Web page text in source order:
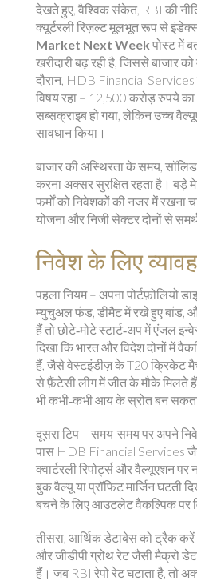
देखते हुए, वैश्विक संकेत, RBI की
क्यूर्टरली रिज़ल्ट मूलभूत रूप से
Market Next Week पोस्ट में
खरीदारी बढ़ रही है, जिससे बाजार
दौरान, HDB Financial Services
विषय रहा – 12,500 करोड़ रुपये
सब्सक्राइब हो गया, लेकिन उच्च
सावधान किया।
बाजार की अस्थिरता के समय,
करना अक्सर सुरक्षित रहता है।
फर्मों को निवेशकों की नजर में रखना
योजना और निजी सेक्टर दोनों से
निवेश के लिए
पहला नियम – अपना पोर्टफ़ोलियो
म्युचुअल फंड, डीमैट में रखे हुए बांड,
हैं तो छोटे‑मोटे स्टार्ट‑अप में एंजल
दिखा कि भारत और विदेश दोनों में
हैं, जैसे वेस्टइंडीज़ के T20 क्रिकेट
से फ़ैंटेसी लीग में जीत के मौके मिलते
भी कभी‑कभी आय के स्रोत बन
दूसरा टिप – समय-समय पर अपने
पास HDB Financial Services
क्वार्टरली रिपोर्ट्स और वैल्यूएशन
बुक वैल्यू या प्रॉफिट मार्जिन घटती
बचने के लिए आउटलेट वैकल्पिक पर
तीसरा, आर्थिक डेटाबेस को ट्रैक
और जीडीपी ग्रोथ रेट जैसी मैक्रो
हैं। जब RBI रेपो रेट घटाता है, तो